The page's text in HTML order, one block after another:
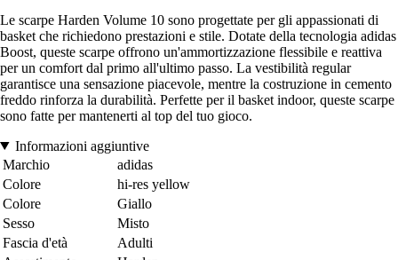
Le scarpe Harden Volume 10 sono progettate per gli appassionati di
basket che richiedono prestazioni e stile. Dotate della tecnologia adidas
Boost, queste scarpe offrono un'ammortizzazione flessibile e reattiva
per un comfort dal primo all'ultimo passo. La vestibilità regular
garantisce una sensazione piacevole, mentre la costruzione in cemento
freddo rinforza la durabilità. Perfette per il basket indoor, queste scarpe
sono fatte per mantenerti al top del tuo gioco.
Informazioni aggiuntive
Marchio
adidas
Colore
hi-res yellow
Colore
Giallo
Sesso
Misto
Fascia d'età
Adulti